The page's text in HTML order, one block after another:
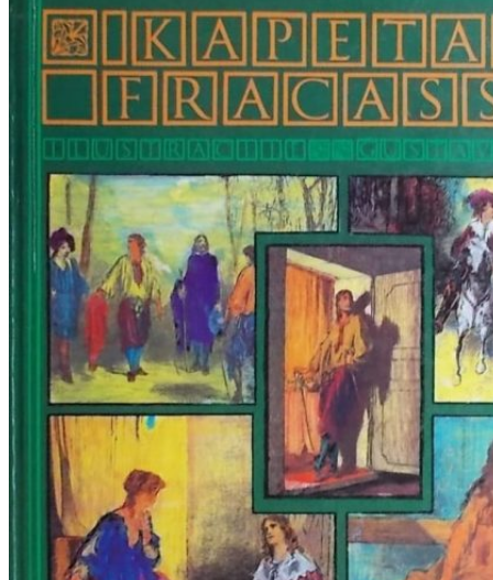
OD KNJIŽEVNOST
DO RELIGIJA
KNJIŽEVNOST
LIKOVNA UMJETNOST
LJEKOVITO BILJE I ZDRAVLJE
MITOLOGIJA
POVIJEST I PUBLICISTIKA
PRIRODNE ZNANOSTI
PSIHOLOGIJA, POPULARNA PSIHOLOGIJA,
ALTERNATIVA
RAZNO
RELIGIJA
OD RJEČNIKA
DO ZEMLJOVIDA
RJEČNICI, GRAMATIKE, PRAVOPISI…
ŠAH
SPORT
STRIPOVI
TEHNIČKE ZNANOSTI
TEORIJA I POVIJEST KNJIŽEVNOSTI
VEDUTE
ZAGREB
ZEMLJOVIDI
Otkup knjiga
O nama
Novosti
AKCIJA
Pretraži: